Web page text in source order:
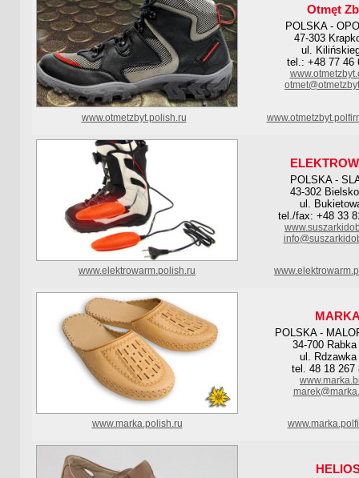
Otmęt
POLSKA -
47-303
ul.
tel.: +48 77 46
www.otmetzbyt.polish.ru
POLSKA -
43-302
ul.
tel./fax: +48 33
www.elektrowarm.polish.ru
POLSKA -
34-700
ul. Rdzawka
tel. 48 18 267
www.marka.polish.ru